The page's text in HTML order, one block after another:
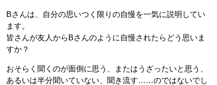
Bさんは、自分の思いつく限りの自慢を一気に説明してい
ます。
皆さんが友人からBさんのように自慢されたらどう思いま
すか？
おそらく聞くのが面倒に思う、またはうざったいと思う、
あるいは半分聞いていない、聞き流す……のではないでし